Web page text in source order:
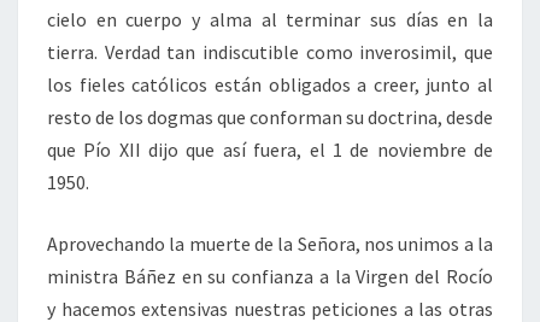
cielo en cuerpo y alma al terminar sus días en la
tierra. Verdad tan indiscutible como inverosimil, que
los fieles católicos están obligados a creer, junto al
resto de los dogmas que conforman su doctrina, desde
que Pío XII dijo que así fuera, el 1 de noviembre de
1950.
Aprovechando la muerte de la Señora, nos unimos a la
ministra Báñez en su confianza a la Virgen del Rocío
y hacemos extensivas nuestras peticiones a las otras